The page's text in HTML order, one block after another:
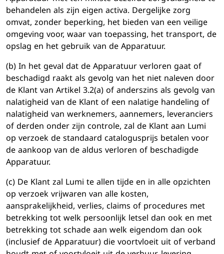
behandelen als zijn eigen activa. Dergelijke zorg
omvat, zonder beperking, het bieden van een veilige
omgeving voor, waar van toepassing, het transport, de
opslag en het gebruik van de Apparatuur.
(b) In het geval dat de Apparatuur verloren gaat of
beschadigd raakt als gevolg van het niet naleven door
de Klant van Artikel 3.2(a) of anderszins als gevolg van
nalatigheid van de Klant of een nalatige handeling of
nalatigheid van werknemers, aannemers, leveranciers
of derden onder zijn controle, zal de Klant aan Lumi
op verzoek de standaard catalogusprijs betalen voor
de aankoop van de aldus verloren of beschadigde
Apparatuur.
(c) De Klant zal Lumi te allen tijde en in alle opzichten
op verzoek vrijwaren van alle kosten,
aansprakelijkheid, verlies, claims of procedures met
betrekking tot welk persoonlijk letsel dan ook en met
betrekking tot schade aan welk eigendom dan ook
(inclusief de Apparatuur) die voortvloeit uit of verband